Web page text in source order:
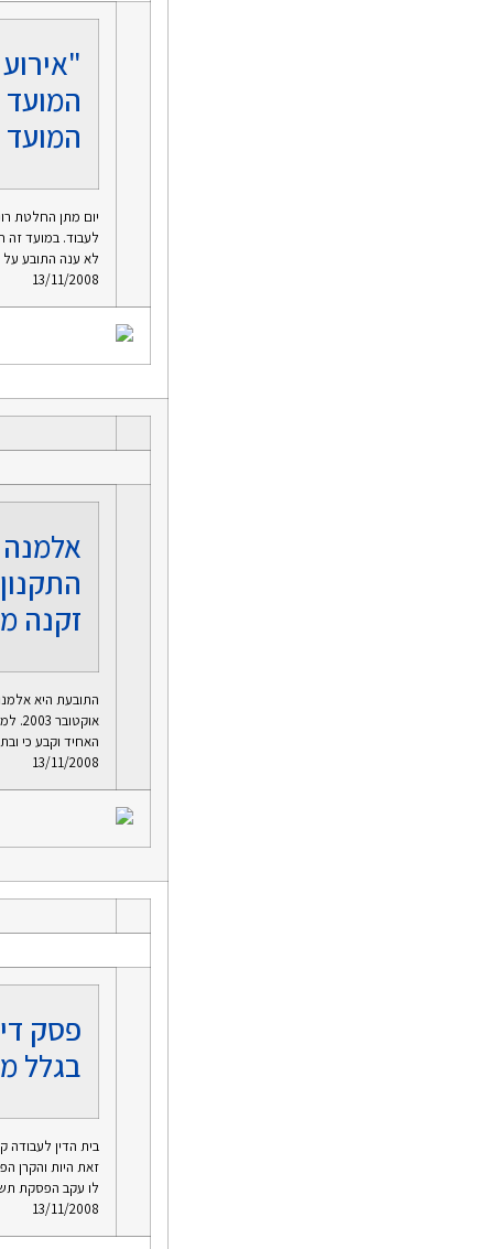
לא ענה התובע
13/11/2008
זקנה
התובעת היא
האחיד וקבע כי
13/11/2008
פסק
בגלל
בית הדין לעבודה
זאת היות והקרן
לו עקב הפסקת תשלומים
13/11/2008